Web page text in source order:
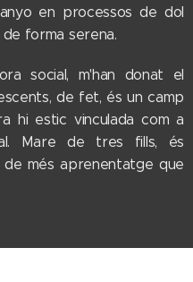
en processos de dol
forma serena.
social, m'han donat el
de fet, és un camp
hi estic vinculada com a
Mare de tres fills, és
més aprenentatge que